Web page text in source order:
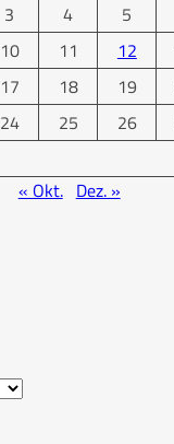
3 4 5
10 11 12
17 18 19
24 25 26
« Okt. Dez. »